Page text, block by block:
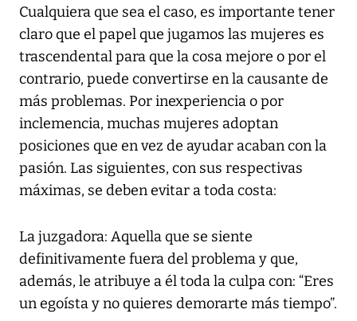
Cualquiera que sea el caso, es importante tener
claro que el papel que jugamos las mujeres es
trascendental para que la cosa mejore o por el
contrario, puede convertirse en la causante de
más problemas. Por inexperiencia o por
inclemencia, muchas mujeres adoptan
posiciones que en vez de ayudar acaban con la
pasión. Las siguientes, con sus respectivas
máximas, se deben evitar a toda costa:
La juzgadora: Aquella que se siente
definitivamente fuera del problema y que,
además, le atribuye a él toda la culpa con: “Eres
un egoísta y no quieres demorarte más tiempo”.